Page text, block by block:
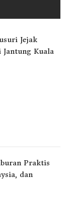
Jejak
Jantung Kuala
Praktis
dan